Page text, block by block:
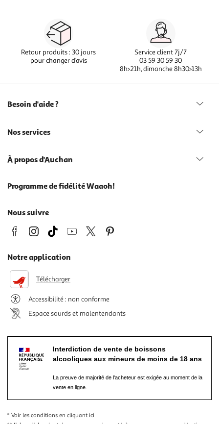
Retour produits : 30 jours
pour changer d’avis
Service client 7j/7
03 59 30 59 30
8h>21h, dimanche 8h30>13h
Besoin d'aide ?
Nos services
À propos d'Auchan
Programme de fidélité Waaoh!
Nous suivre
Notre application
Télécharger
Accessibilité : non conforme
Espace sourds et malentendants
Interdiction de vente de boissons
alcooliques aux mineurs de moins de 18 ans
La preuve de majorité de l'acheteur est exigée au moment de la
vente en ligne.
* Voir les conditions en cliquant ici